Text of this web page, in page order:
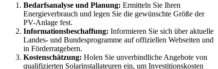
Bedarfsanalyse und Planung: Ermitteln Sie Ihren
Energieverbrauch und legen Sie die gewünschte Größe der
PV-Anlage fest.
Informationsbeschaffung: Informieren Sie sich über aktuelle
Landes- und Bundesprogramme auf offiziellen Webseiten und
in Förderratgebern.
Kostenschätzung: Holen Sie unverbindliche Angebote von
qualifizierten Solarinstallateuren ein, um Investitionskosten